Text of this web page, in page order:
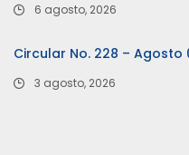
6 agosto, 2026
Circular No. 228 – Agosto
3 agosto, 2026